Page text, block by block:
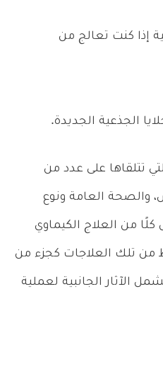
إذا كنت تعالج من
الجذعية الجديدة.
تتلقاها على عدد من
والصحة العامة ونوع
كلًا من العلاج الكيماوي
من تلك العلاجات كجزء من
الآثار الجانبية لعملية